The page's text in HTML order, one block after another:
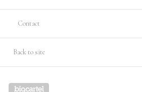
Contact
Back to site